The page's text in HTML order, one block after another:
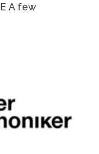
A few